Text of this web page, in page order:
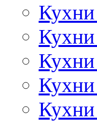
Кухни
Кухни